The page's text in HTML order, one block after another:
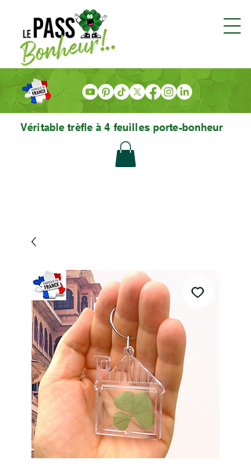
Véritable trèfle à 4 feuilles porte-bonheur